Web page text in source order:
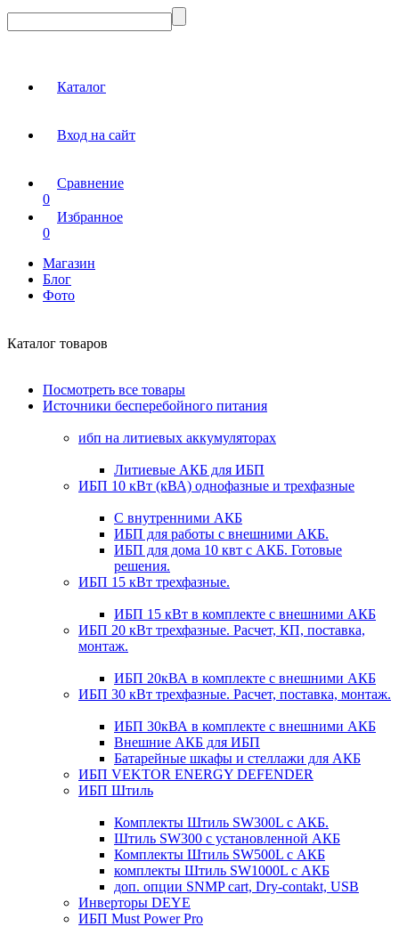
Каталог
Вход на сайт
Сравнение
0
Избранное
0
Магазин
Блог
Фото
Каталог товаров
Посмотреть все товары
Источники бесперебойного питания
ибп на литиевых аккумуляторах
Литиевые АКБ для ИБП
ИБП 10 кВт (кВА) однофазные и трехфазные
С внутренними АКБ
ИБП для работы с внешними АКБ.
ИБП для дома 10 квт с АКБ. Готовые
решения.
ИБП 15 кВт трехфазные.
ИБП 15 кВт в комплекте с внешними АКБ
ИБП 20 кВт трехфазные. Расчет, КП, поставка,
монтаж.
ИБП 20кВА в комплекте с внешними АКБ
ИБП 30 кВт трехфазные. Расчет, поставка, монтаж.
ИБП 30кВА в комплекте с внешними АКБ
Внешние АКБ для ИБП
Батарейные шкафы и стеллажи для АКБ
ИБП VEKTOR ENERGY DEFENDER
ИБП Штиль
Комплекты Штиль SW300L с АКБ.
Штиль SW300 с установленной АКБ
Комплекты Штиль SW500L с АКБ
комплекты Штиль SW1000L с АКБ
доп. опции SNMP cart, Dry-contakt, USB
Инверторы DEYE
ИБП Must Power Pro